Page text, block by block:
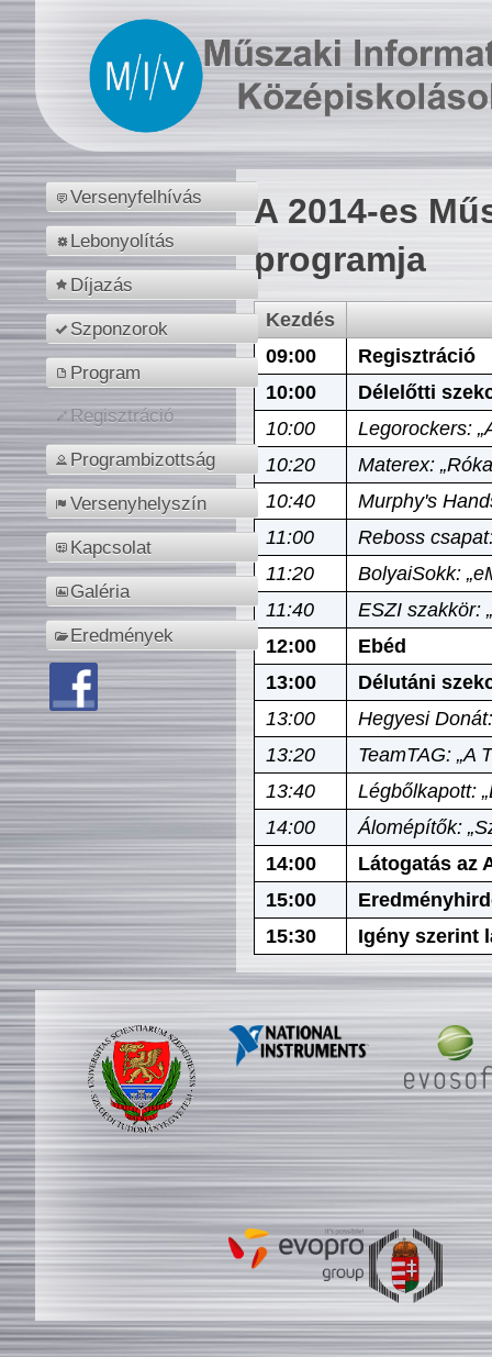
Versenyfelhívás
Lebonyolítás
Díjazás
Szponzorok
Program
Regisztráció
Programbizottság
Versenyhelyszín
Kapcsolat
Galéria
Eredmények
A 2014-es
programja
Kezdés
09:00
Regisztráció
10:00
Délelőtti
10:00
Legorockers:
10:20
Materex:
10:40
Murphy's
11:00
Reboss
11:20
BolyaiSokk:
11:40
ESZI szakkör:
12:00
Ebéd
13:00
Délutáni
13:00
Hegyesi
13:20
TeamTAG: „A
13:40
Légbőlkapott:
14:00
Álomépítők:
14:00
Látogatás az
15:00
15:30
Igény szerint